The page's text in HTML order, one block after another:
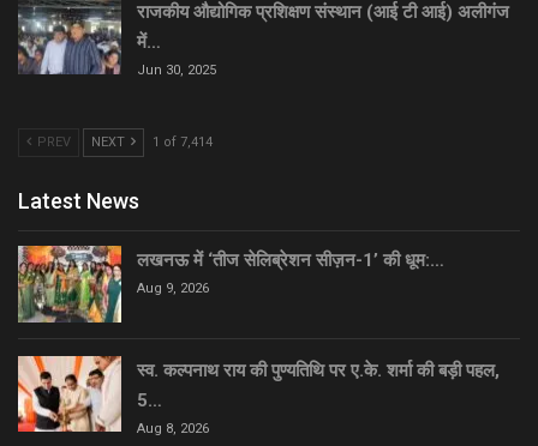
राजकीय औद्योगिक प्रशिक्षण संस्थान (आई टी आई) अलीगंज
में…
Jun 30, 2025
PREV NEXT 1 of 7,414
Latest News
लखनऊ में ‘तीज सेलिब्रेशन सीज़न-1’ की धूम:…
Aug 9, 2026
स्व. कल्पनाथ राय की पुण्यतिथि पर ए.के. शर्मा की बड़ी पहल,
5…
Aug 8, 2026